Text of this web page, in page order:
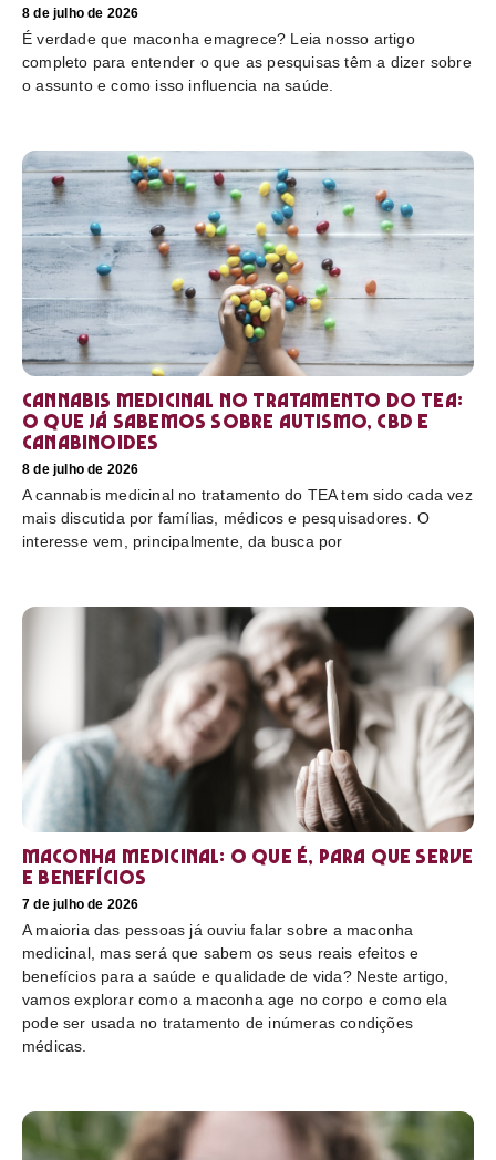
8 de julho de 2026
É verdade que maconha emagrece? Leia nosso artigo
completo para entender o que as pesquisas têm a dizer sobre
o assunto e como isso influencia na saúde.
Cannabis medicinal no tratamento do TEA:
o que já sabemos sobre autismo, CBD e
canabinoides
8 de julho de 2026
A cannabis medicinal no tratamento do TEA tem sido cada vez
mais discutida por famílias, médicos e pesquisadores. O
interesse vem, principalmente, da busca por
Maconha medicinal: O que é, para que serve
e benefícios
7 de julho de 2026
A maioria das pessoas já ouviu falar sobre a maconha
medicinal, mas será que sabem os seus reais efeitos e
benefícios para a saúde e qualidade de vida? Neste artigo,
vamos explorar como a maconha age no corpo e como ela
pode ser usada no tratamento de inúmeras condições
médicas.